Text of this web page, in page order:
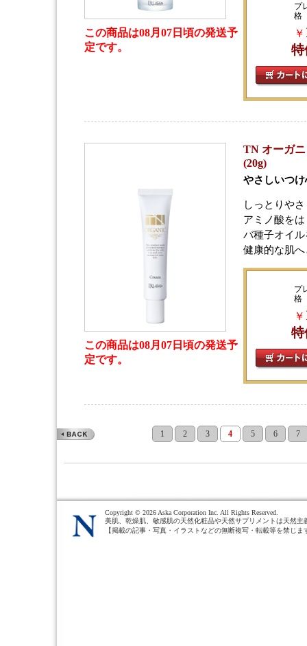
この商品は08月07日頃の発送予
定です。
プ
格
￥
特
この商品は08月07日頃の発送予
定です。
TN オーガ
(20g)
やさしいつ
しっとりや
アミノ酸を
バ種子オイ
健康的な肌
プ
格
￥
特
1 2 3 4 5 6 7
Copyright © 2026 Aska Corporation Inc. All Rights Reserved.
美肌、乾燥肌、敏感肌の天然化粧品や天然サプリメントは天然主
【掲載の記事・写真・イラストなどの無断複写・転載等を禁じま